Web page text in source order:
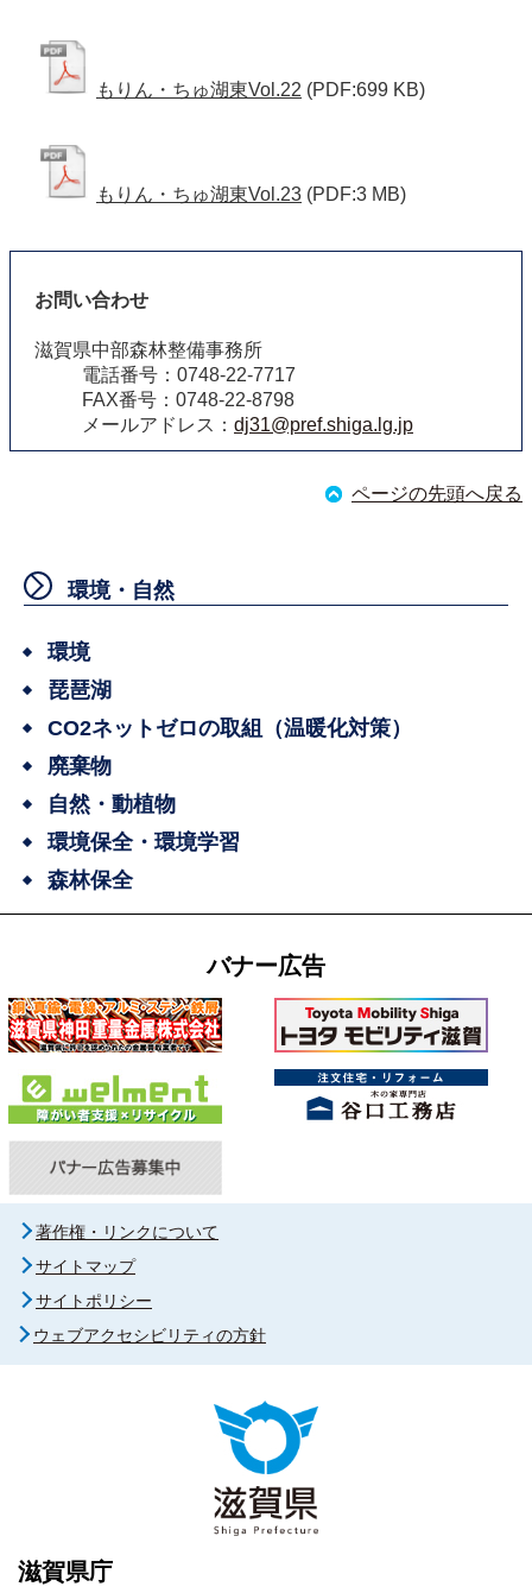
もりん・ちゅ湖東Vol.22 (PDF:699 KB)
もりん・ちゅ湖東Vol.23 (PDF:3 MB)
お問い合わせ
滋賀県中部森林整備事務所
電話番号：0748-22-7717
FAX番号：0748-22-8798
メールアドレス： dj31@pref.shiga.lg.jp
ページの先頭へ戻る
環境・自然
環境
琵琶湖
CO2ネットゼロの取組（温暖化対策）
廃棄物
自然・動植物
環境保全・環境学習
森林保全
バナー広告
著作権・リンクについて
サイトマップ
サイトポリシー
ウェブアクセシビリティの方針
滋賀県庁